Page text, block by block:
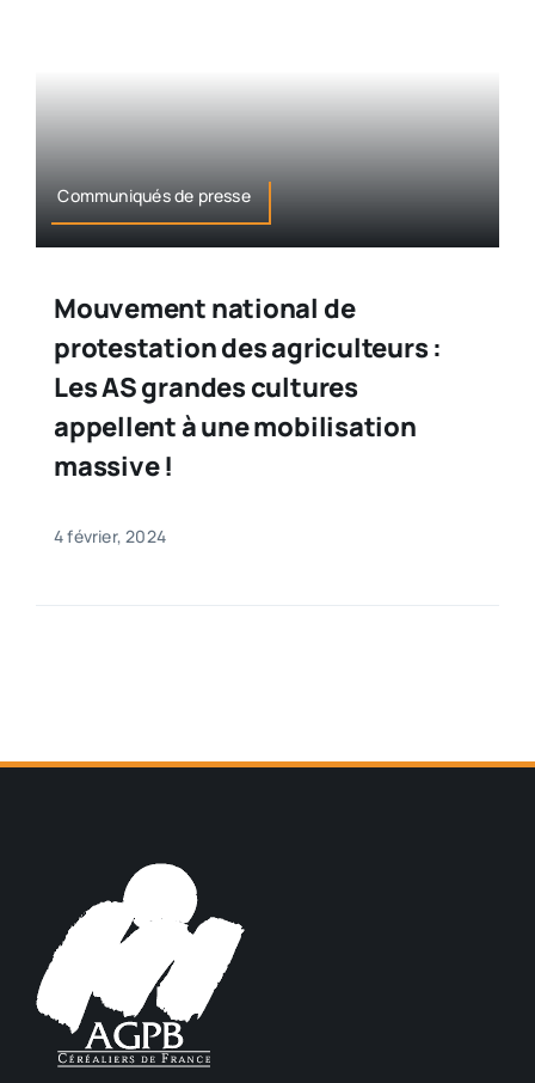
Communiqués de presse
Mouvement national de
protestation des agriculteurs :
Les AS grandes cultures
appellent à une mobilisation
massive !
4 février, 2024